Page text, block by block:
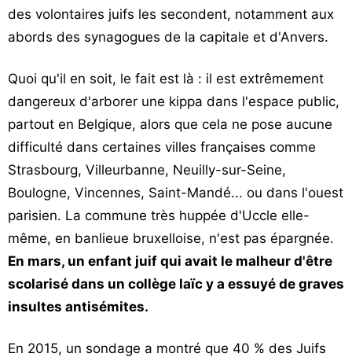
des volontaires juifs les secondent, notamment aux
abords des synagogues de la capitale et d'Anvers.
Quoi qu'il en soit, le fait est là : il est extrêmement
dangereux d'arborer une kippa dans l'espace public,
partout en Belgique, alors que cela ne pose aucune
difficulté dans certaines villes françaises comme
Strasbourg, Villeurbanne, Neuilly-sur-Seine,
Boulogne, Vincennes, Saint-Mandé... ou dans l'ouest
parisien. La commune très huppée d'Uccle elle-
même, en banlieue bruxelloise, n'est pas épargnée.
En mars, un enfant juif qui avait le malheur d'être
scolarisé dans un collège laïc y a essuyé de graves
insultes antisémites.
En 2015, un sondage a montré que 40 % des Juifs